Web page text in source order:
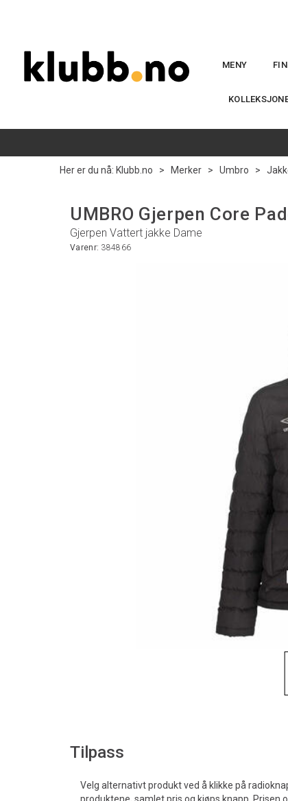
MENY
Her er du nå: Klubb.no > Merker > Umbro >
UMBRO Gjerpen Core
Gjerpen Vattert jakke Dame
Varenr: 384866
Tilpass
Velg alternativt produkt ved å klikke på